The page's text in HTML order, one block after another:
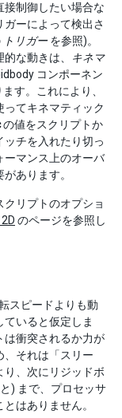
接制御したい場合な
ーによって検出さ
トリガーを参照)。
な動きは、
キネマ
コンポーネン
す。これにより、
てキネマティック
の値をスクリプトか
チを入れたり切っ
ーマンス上のオーバ
あります。
リプトのオプショ
のページを参照し
スピードよりも動
いると仮定しま
は衝突されるか力が
、それは「スリー
り、次にリジッドボ
) まで、プロセッサ
はありません。